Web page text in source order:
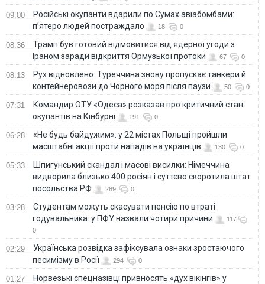
09:00
Російські окупанти вдарили по Сумах авіабомбами:
п’ятеро людей постраждало
18 0
08:36
Трамп був готовий відмовитися від ядерної угоди з
Іраном заради відкриття Ормузької протоки
67 0
08:13
Рух відновлено: Туреччина знову пропускає танкери й
контейнеровози до Чорного моря після паузи
50 0
07:31
Командир ОТУ «Одеса» розказав про критичний стан
окупантів на Кінбурні
191 0
06:28
«Не будь байдужим»: у 22 містах Польщі пройшли
масштабні акції проти нападів на українців
130 0
05:33
Шпигунський скандал і масові висилки: Німеччина
видворила близько 400 росіян і суттєво скоротила штат
посольства РФ
289 0
03:28
Студентам можуть скасувати пенсію по втраті
годувальника: у ПФУ назвали чотири причини
117
0
02:29
Українська розвідка зафіксувала ознаки зростаючого
песимізму в Росії
294 0
01:27
Норвезькі спецназівці привносять «дух вікінгів» у